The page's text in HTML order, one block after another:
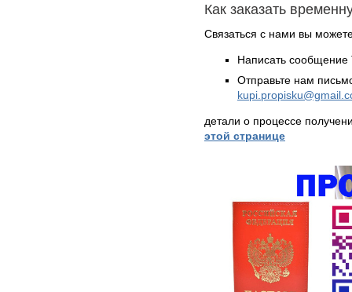
Как заказать
Связаться с нами вы
Написать
Отправьте нам
детали о процессе
этой странице